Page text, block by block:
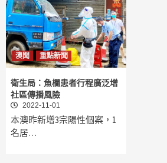
澳聞 重點新聞
衛生局：魚欄患者行程廣泛增
社區傳播風險
2022-11-01
本澳昨新增3宗陽性個案，1
名居…